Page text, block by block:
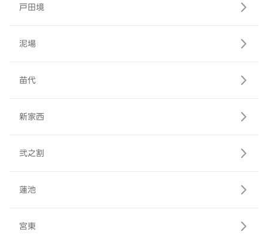
戸田境
泥場
苗代
新家西
弐之割
蓮池
宮東